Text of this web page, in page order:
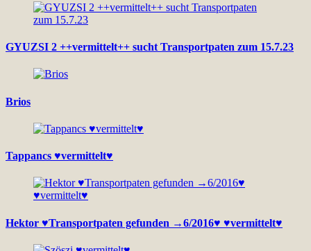
GYUZSI 2 ++vermittelt++ sucht Transportpaten zum 15.7.23
Brios
Tappancs ♥vermittelt♥
Hektor ♥Transportpaten gefunden →6/2016♥ ♥vermittelt♥